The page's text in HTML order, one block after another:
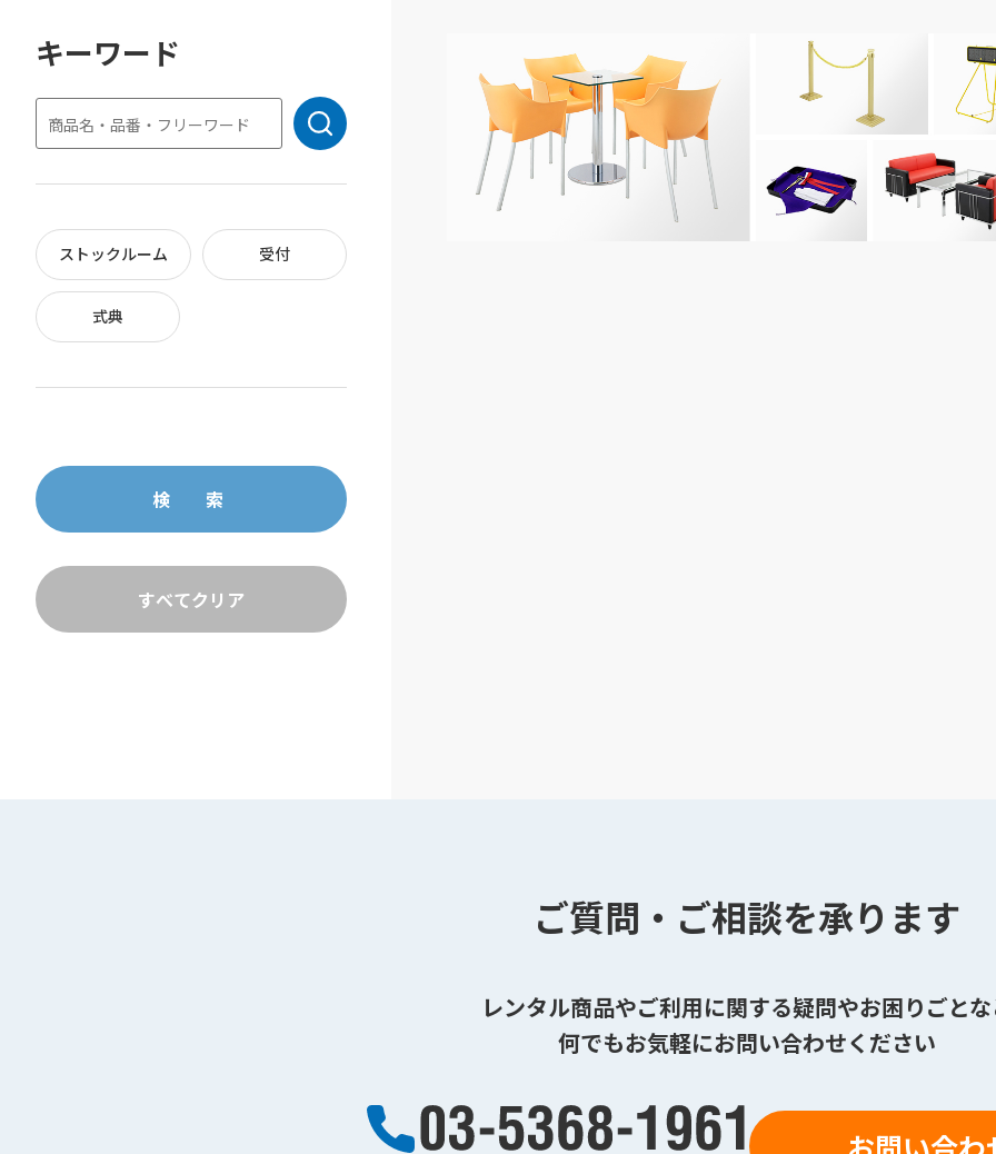
キーワード
ストックルーム 受付
式典
ご質問・ご相談を承ります
レンタル商品やご利用に関する疑問やお困りごと
何でもお気軽にお問い合わせください